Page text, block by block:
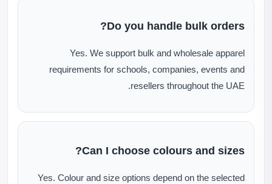
Do you handle bulk orders?
Yes. We support bulk and wholesale apparel
requirements for schools, companies, events and
resellers throughout the UAE.
Can I choose colours and sizes?
Yes. Colour and size options depend on the selected